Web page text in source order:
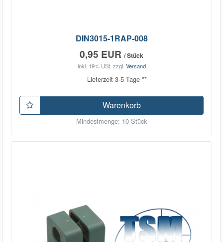
DIN3015-1RAP-008
0,95 EUR / Stück
inkl. 19% USt. zzgl. Versand
Lieferzeit 3-5 Tage **
Warenkorb
Mindestmenge: 10 Stück